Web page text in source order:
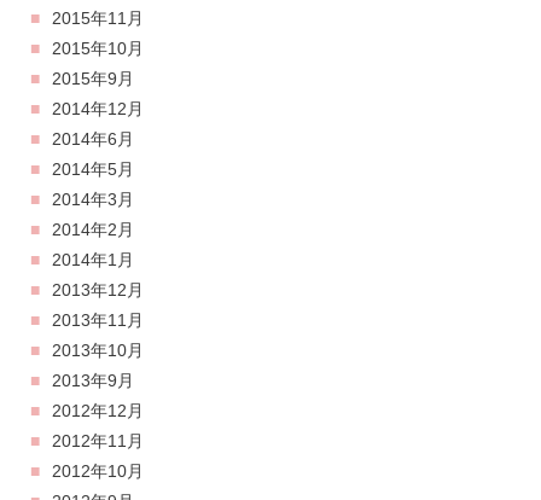
2015年11月
2015年10月
2015年9月
2014年12月
2014年6月
2014年5月
2014年3月
2014年2月
2014年1月
2013年12月
2013年11月
2013年10月
2013年9月
2012年12月
2012年11月
2012年10月